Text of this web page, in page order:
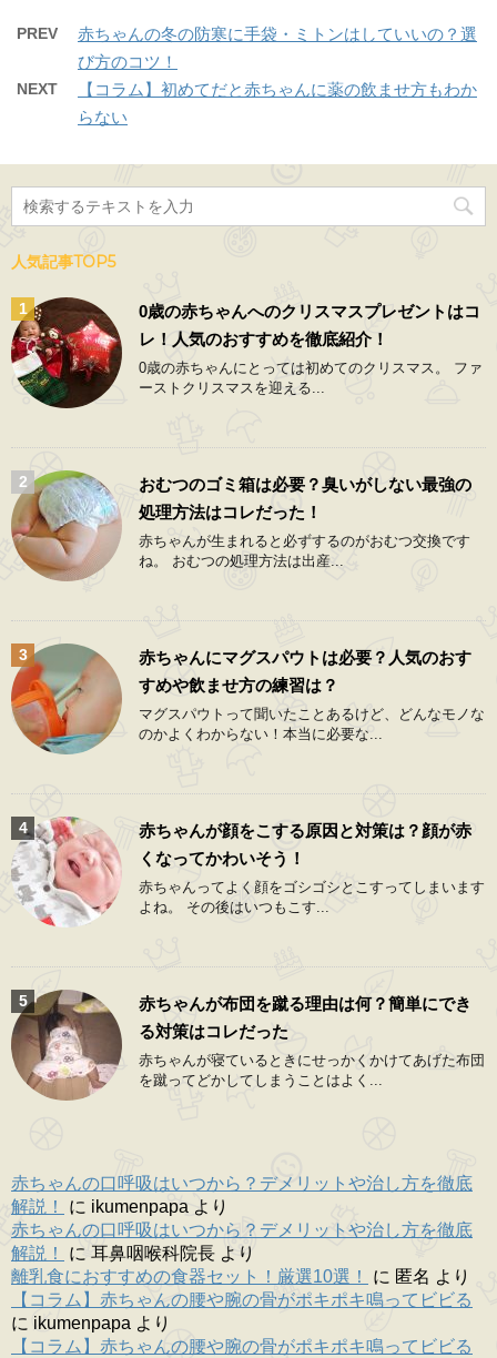
PREV
赤ちゃんの冬の防寒に手袋・ミトンはしていいの？選
び方のコツ！
NEXT
【コラム】初めてだと赤ちゃんに薬の飲ませ方もわか
らない
人気記事TOP5
0歳の赤ちゃんへのクリスマスプレゼントはコ
レ！人気のおすすめを徹底紹介！
0歳の赤ちゃんにとっては初めてのクリスマス。 ファ
ーストクリスマスを迎える...
おむつのゴミ箱は必要？臭いがしない最強の
処理方法はコレだった！
赤ちゃんが生まれると必ずするのがおむつ交換です
ね。 おむつの処理方法は出産...
赤ちゃんにマグスパウトは必要？人気のおす
すめや飲ませ方の練習は？
マグスパウトって聞いたことあるけど、どんなモノな
のかよくわからない！本当に必要な...
赤ちゃんが顔をこする原因と対策は？顔が赤
くなってかわいそう！
赤ちゃんってよく顔をゴシゴシとこすってしまいます
よね。 その後はいつもこす...
赤ちゃんが布団を蹴る理由は何？簡単にでき
る対策はコレだった
赤ちゃんが寝ているときにせっかくかけてあげた布団
を蹴ってどかしてしまうことはよく...
赤ちゃんの口呼吸はいつから？デメリットや治し方を徹底
解説！
に ikumenpapa より
赤ちゃんの口呼吸はいつから？デメリットや治し方を徹底
解説！
に 耳鼻咽喉科院長 より
離乳食におすすめの食器セット！厳選10選！
に 匿名 より
【コラム】赤ちゃんの腰や腕の骨がポキポキ鳴ってビビる
に ikumenpapa より
【コラム】赤ちゃんの腰や腕の骨がポキポキ鳴ってビビる